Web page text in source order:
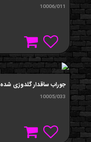
10006/011
جوراب ساقدار گلدوزی شده
10005/033